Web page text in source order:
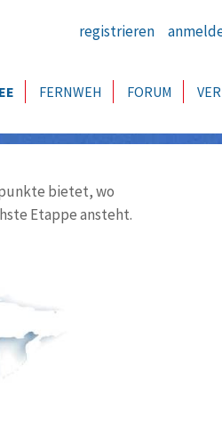
registrieren
FERNWEH FORUM
bietet, wo
Etappe ansteht.